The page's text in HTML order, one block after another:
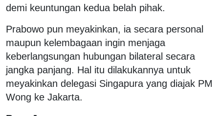
demi keuntungan kedua belah pihak.
Prabowo pun meyakinkan, ia secara personal
maupun kelembagaan ingin menjaga
keberlangsungan hubungan bilateral secara
jangka panjang. Hal itu dilakukannya untuk
meyakinkan delegasi Singapura yang diajak PM
Wong ke Jakarta.